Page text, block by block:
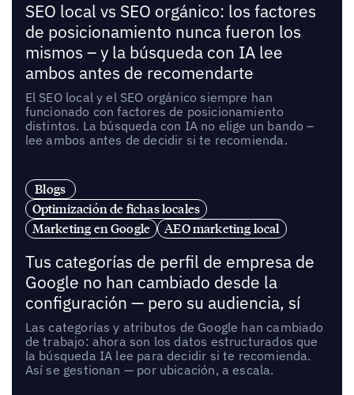
SEO local vs SEO orgánico: los factores
de posicionamiento nunca fueron los
mismos – y la búsqueda con IA lee
ambos antes de recomendarte
El SEO local y el SEO orgánico siempre han
funcionado con factores de posicionamiento
distintos. La búsqueda con IA no elige un bando –
lee ambos antes de decidir si te recomienda.
Blogs
Optimización de fichas locales
Marketing en Google
AEO marketing local
Tus categorías de perfil de empresa de
Google no han cambiado desde la
configuración — pero su audiencia, sí
Las categorías y atributos de Google han cambiado
de trabajo: ahora son los datos estructurados que
la búsqueda IA lee para decidir si te recomienda.
Así se gestionan — por ubicación, a escala.